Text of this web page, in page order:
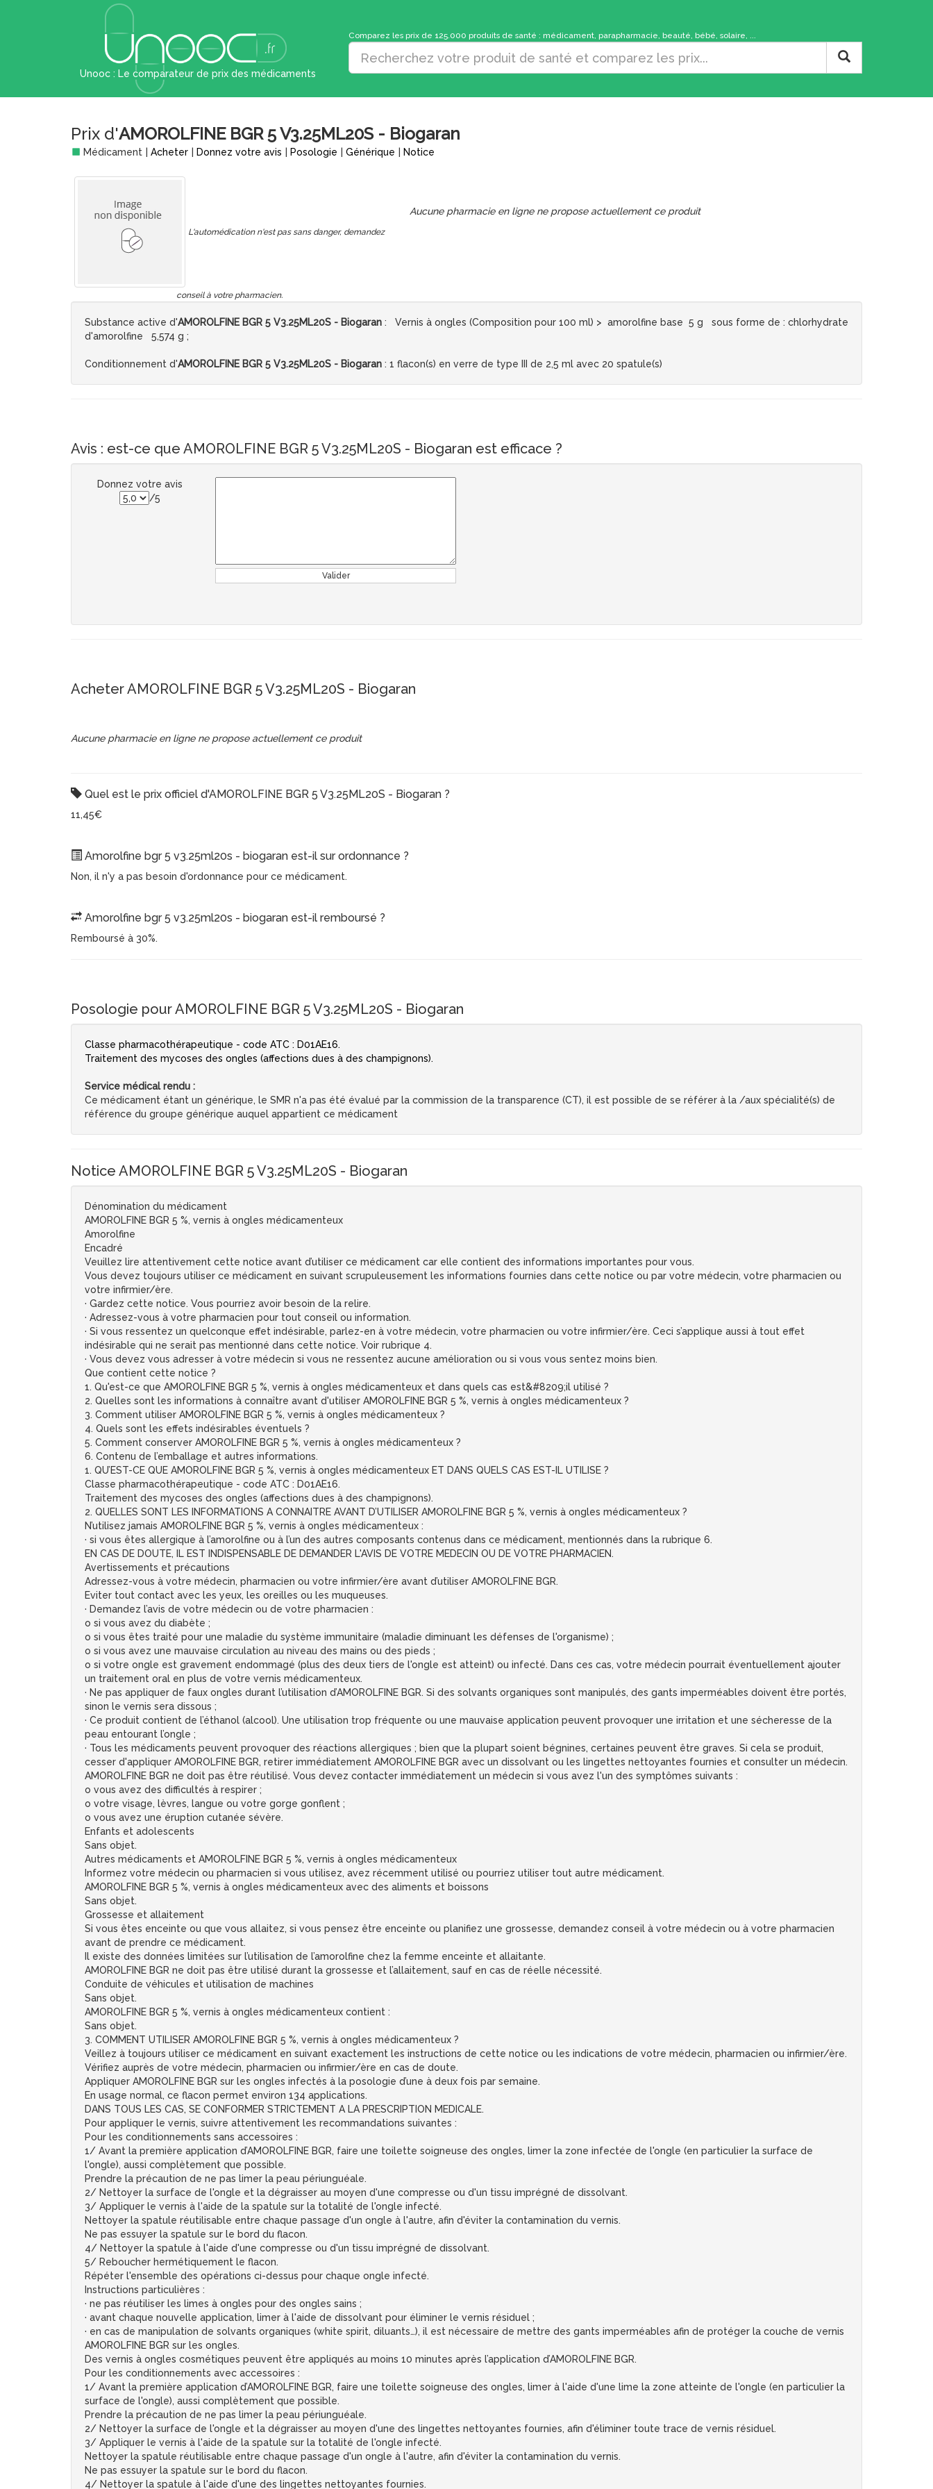
Unooc : Le comparateur de prix des médicaments
Comparez les prix de 125.000 produits de santé : médicament, parapharmacie, beauté, bébé, solaire, ...
Prix d'AMOROLFINE BGR 5 V3.25ML20S - Biogaran
Médicament Acheter Donnez votre avis Posologie Générique Notice
L'automédication n'est pas sans danger, demandez
conseil à votre pharmacien.
Aucune pharmacie en ligne ne propose actuellement ce produit
Substance active d'AMOROLFINE BGR 5 V3.25ML20S - Biogaran : Vernis à ongles (Composition pour 100 ml) > amorolfine base 5 g sous forme de : chlorhydrate
d'amorolfine 5,574 g ;
Conditionnement d'AMOROLFINE BGR 5 V3.25ML20S - Biogaran : 1 flacon(s) en verre de type III de 2,5 ml avec 20 spatule(s)
Avis : est-ce que AMOROLFINE BGR 5 V3.25ML20S - Biogaran est efficace ?
Donnez votre avis
/5
Valider
Acheter AMOROLFINE BGR 5 V3.25ML20S - Biogaran
Aucune pharmacie en ligne ne propose actuellement ce produit
Quel est le prix officiel d'AMOROLFINE BGR 5 V3.25ML20S - Biogaran ?
11,45€
Amorolfine bgr 5 v3.25ml20s - biogaran est-il sur ordonnance ?
Non, il n'y a pas besoin d'ordonnance pour ce médicament.
Amorolfine bgr 5 v3.25ml20s - biogaran est-il remboursé ?
Remboursé à 30%.
Posologie pour AMOROLFINE BGR 5 V3.25ML20S - Biogaran
Classe pharmacothérapeutique - code ATC : D01AE16.
Traitement des mycoses des ongles (affections dues à des champignons).
Service médical rendu :
Ce médicament étant un générique, le SMR n'a pas été évalué par la commission de la transparence (CT), il est possible de se référer à la /aux spécialité(s) de
référence du groupe générique auquel appartient ce médicament
Notice AMOROLFINE BGR 5 V3.25ML20S - Biogaran
Dénomination du médicament
AMOROLFINE BGR 5 %, vernis à ongles médicamenteux
Amorolfine
Encadré
Veuillez lire attentivement cette notice avant d’utiliser ce médicament car elle contient des informations importantes pour vous.
Vous devez toujours utiliser ce médicament en suivant scrupuleusement les informations fournies dans cette notice ou par votre médecin, votre pharmacien ou
votre infirmier/ère.
· Gardez cette notice. Vous pourriez avoir besoin de la relire.
· Adressez-vous à votre pharmacien pour tout conseil ou information.
· Si vous ressentez un quelconque effet indésirable, parlez-en à votre médecin, votre pharmacien ou votre infirmier/ère. Ceci s’applique aussi à tout effet
indésirable qui ne serait pas mentionné dans cette notice. Voir rubrique 4.
· Vous devez vous adresser à votre médecin si vous ne ressentez aucune amélioration ou si vous vous sentez moins bien.
Que contient cette notice ?
1. Qu'est-ce que AMOROLFINE BGR 5 %, vernis à ongles médicamenteux et dans quels cas est&#8209;il utilisé ?
2. Quelles sont les informations à connaître avant d'utiliser AMOROLFINE BGR 5 %, vernis à ongles médicamenteux ?
3. Comment utiliser AMOROLFINE BGR 5 %, vernis à ongles médicamenteux ?
4. Quels sont les effets indésirables éventuels ?
5. Comment conserver AMOROLFINE BGR 5 %, vernis à ongles médicamenteux ?
6. Contenu de l’emballage et autres informations.
1. QU’EST-CE QUE AMOROLFINE BGR 5 %, vernis à ongles médicamenteux ET DANS QUELS CAS EST-IL UTILISE ?
Classe pharmacothérapeutique - code ATC : D01AE16.
Traitement des mycoses des ongles (affections dues à des champignons).
2. QUELLES SONT LES INFORMATIONS A CONNAITRE AVANT D’UTILISER AMOROLFINE BGR 5 %, vernis à ongles médicamenteux ?
N’utilisez jamais AMOROLFINE BGR 5 %, vernis à ongles médicamenteux :
· si vous êtes allergique à l’amorolfine ou à l’un des autres composants contenus dans ce médicament, mentionnés dans la rubrique 6.
EN CAS DE DOUTE, IL EST INDISPENSABLE DE DEMANDER L'AVIS DE VOTRE MEDECIN OU DE VOTRE PHARMACIEN.
Avertissements et précautions
Adressez-vous à votre médecin, pharmacien ou votre infirmier/ère avant d’utiliser AMOROLFINE BGR.
Eviter tout contact avec les yeux, les oreilles ou les muqueuses.
· Demandez l’avis de votre médecin ou de votre pharmacien :
o si vous avez du diabète ;
o si vous êtes traité pour une maladie du système immunitaire (maladie diminuant les défenses de l'organisme) ;
o si vous avez une mauvaise circulation au niveau des mains ou des pieds ;
o si votre ongle est gravement endommagé (plus des deux tiers de l'ongle est atteint) ou infecté. Dans ces cas, votre médecin pourrait éventuellement ajouter
un traitement oral en plus de votre vernis médicamenteux.
· Ne pas appliquer de faux ongles durant l’utilisation d’AMOROLFINE BGR. Si des solvants organiques sont manipulés, des gants imperméables doivent être portés,
sinon le vernis sera dissous ;
· Ce produit contient de l’éthanol (alcool). Une utilisation trop fréquente ou une mauvaise application peuvent provoquer une irritation et une sécheresse de la
peau entourant l’ongle ;
· Tous les médicaments peuvent provoquer des réactions allergiques ; bien que la plupart soient bégnines, certaines peuvent être graves. Si cela se produit,
cesser d'appliquer AMOROLFINE BGR, retirer immédiatement AMOROLFINE BGR avec un dissolvant ou les lingettes nettoyantes fournies et consulter un médecin.
AMOROLFINE BGR ne doit pas être réutilisé. Vous devez contacter immédiatement un médecin si vous avez l'un des symptômes suivants :
o vous avez des difficultés à respirer ;
o votre visage, lèvres, langue ou votre gorge gonflent ;
o vous avez une éruption cutanée sévère.
Enfants et adolescents
Sans objet.
Autres médicaments et AMOROLFINE BGR 5 %, vernis à ongles médicamenteux
Informez votre médecin ou pharmacien si vous utilisez, avez récemment utilisé ou pourriez utiliser tout autre médicament.
AMOROLFINE BGR 5 %, vernis à ongles médicamenteux avec des aliments et boissons
Sans objet.
Grossesse et allaitement
Si vous êtes enceinte ou que vous allaitez, si vous pensez être enceinte ou planifiez une grossesse, demandez conseil à votre médecin ou à votre pharmacien
avant de prendre ce médicament.
Il existe des données limitées sur l’utilisation de l’amorolfine chez la femme enceinte et allaitante.
AMOROLFINE BGR ne doit pas être utilisé durant la grossesse et l’allaitement, sauf en cas de réelle nécessité.
Conduite de véhicules et utilisation de machines
Sans objet.
AMOROLFINE BGR 5 %, vernis à ongles médicamenteux contient :
Sans objet.
3. COMMENT UTILISER AMOROLFINE BGR 5 %, vernis à ongles médicamenteux ?
Veillez à toujours utiliser ce médicament en suivant exactement les instructions de cette notice ou les indications de votre médecin, pharmacien ou infirmier/ère.
Vérifiez auprès de votre médecin, pharmacien ou infirmier/ère en cas de doute.
Appliquer AMOROLFINE BGR sur les ongles infectés à la posologie d’une à deux fois par semaine.
En usage normal, ce flacon permet environ 134 applications.
DANS TOUS LES CAS, SE CONFORMER STRICTEMENT A LA PRESCRIPTION MEDICALE.
Pour appliquer le vernis, suivre attentivement les recommandations suivantes :
Pour les conditionnements sans accessoires :
1/ Avant la première application d’AMOROLFINE BGR, faire une toilette soigneuse des ongles, limer la zone infectée de l'ongle (en particulier la surface de
l'ongle), aussi complètement que possible.
Prendre la précaution de ne pas limer la peau périunguéale.
2/ Nettoyer la surface de l'ongle et la dégraisser au moyen d'une compresse ou d'un tissu imprégné de dissolvant.
3/ Appliquer le vernis à l'aide de la spatule sur la totalité de l'ongle infecté.
Nettoyer la spatule réutilisable entre chaque passage d'un ongle à l'autre, afin d'éviter la contamination du vernis.
Ne pas essuyer la spatule sur le bord du flacon.
4/ Nettoyer la spatule à l'aide d'une compresse ou d'un tissu imprégné de dissolvant.
5/ Reboucher hermétiquement le flacon.
Répéter l'ensemble des opérations ci-dessus pour chaque ongle infecté.
Instructions particulières :
· ne pas réutiliser les limes à ongles pour des ongles sains ;
· avant chaque nouvelle application, limer à l'aide de dissolvant pour éliminer le vernis résiduel ;
· en cas de manipulation de solvants organiques (white spirit, diluants…), il est nécessaire de mettre des gants imperméables afin de protéger la couche de vernis
AMOROLFINE BGR sur les ongles.
Des vernis à ongles cosmétiques peuvent être appliqués au moins 10 minutes après l’application d’AMOROLFINE BGR.
Pour les conditionnements avec accessoires :
1/ Avant la première application d’AMOROLFINE BGR, faire une toilette soigneuse des ongles, limer à l'aide d'une lime la zone atteinte de l'ongle (en particulier la
surface de l'ongle), aussi complètement que possible.
Prendre la précaution de ne pas limer la peau périunguéale.
2/ Nettoyer la surface de l'ongle et la dégraisser au moyen d'une des lingettes nettoyantes fournies, afin d'éliminer toute trace de vernis résiduel.
3/ Appliquer le vernis à l'aide de la spatule sur la totalité de l'ongle infecté.
Nettoyer la spatule réutilisable entre chaque passage d'un ongle à l'autre, afin d'éviter la contamination du vernis.
Ne pas essuyer la spatule sur le bord du flacon.
4/ Nettoyer la spatule à l'aide d'une des lingettes nettoyantes fournies.